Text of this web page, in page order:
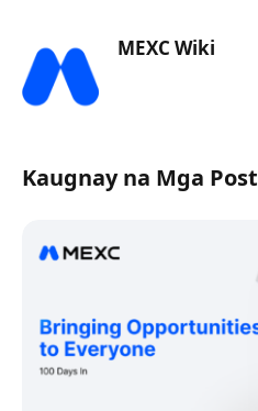
MEXC Wiki
Kaugnay na Mga Post